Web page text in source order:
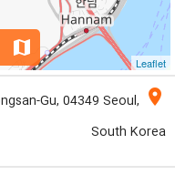
Leaflet
map
location_on
Gu, 04349 Seoul,
South Korea